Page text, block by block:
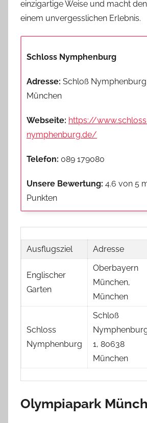
einzigartige Weise und macht
einem unvergesslichen Erlebnis.
Schloss Nymphenburg
Adresse: Schloß Nymphenburg
München
Webseite: https://
nymphenburg.de/
Telefon: 089 179080
Unsere Bewertung: 4.6 von 5
Punkten
Ausflugsziel Adresse
Englischer
Garten
Oberbayern
München,
München
Schloss
Nymphenburg
Schloß
1, 80638
München
Olympiapark